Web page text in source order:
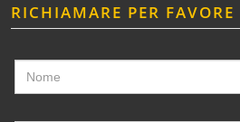
RICHIAMARE PER FAVORE